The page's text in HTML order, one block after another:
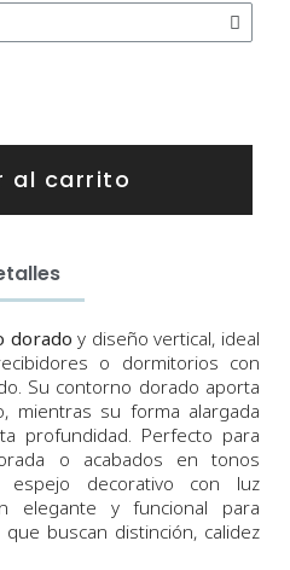
al carrito
dorado y diseño vertical, ideal
o dormitorios con
Su contorno dorado aporta
mientras su forma alargada
profundidad. Perfecto para
o acabados en tonos
decorativo con luz
elegante y funcional para
buscan distinción, calidez